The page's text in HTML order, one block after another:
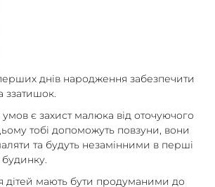
днів народження забезпечити
ззатишок.
є захист малюка від оточуючого
тобі допоможуть повзуни, вони
та будуть незамінними в перші
дітей мають бути продуманими до